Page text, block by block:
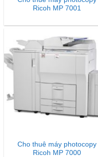
Ricoh MP 7001
Cho thuê máy photocopy
Ricoh MP 7000